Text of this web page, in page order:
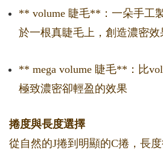
** volume 睫毛**：一朵手工
於一根真睫毛上，創造濃密效
** mega volume 睫毛**：比
極致濃密卻輕盈的效果
捲度與長度選擇
從自然的J捲到明顯的C捲，長